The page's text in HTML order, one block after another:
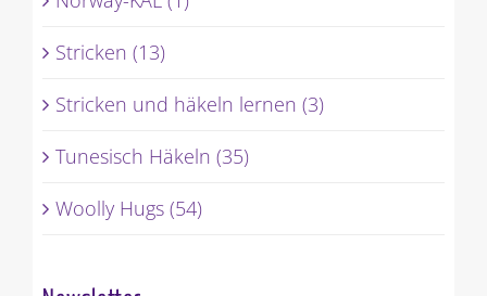
Stricken (13)
Stricken und häkeln lernen (3)
Tunesisch Häkeln (35)
Woolly Hugs (54)